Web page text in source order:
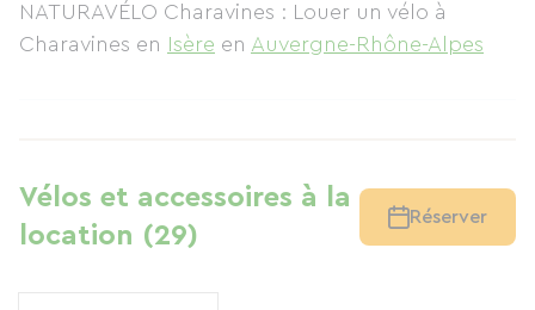
NATURAVÉLO Charavines : Louer un vélo à
Charavines en Isère en Auvergne-Rhône-Alpes
Vélos et accessoires à la
location (29)
Réserver